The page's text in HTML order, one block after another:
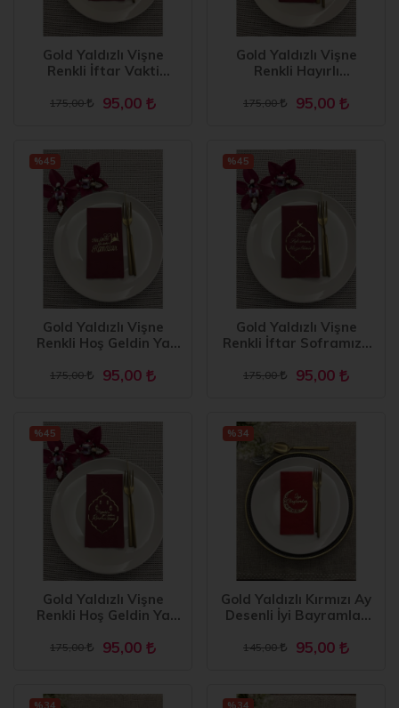
Gold Yaldızlı Vişne
Renkli İftar Vakti
175,00 95,00
Gold Yaldızlı Vişne
Renkli Hayırlı
Garson Katlama Peçete
175,00 95,00
Gold Yaldızlı Vişne
Renkli Hoş Geldin Ya
16 Adet
175,00 95,00
%45
Gold Yaldızlı Vişne
Renkli İftar Soframıza
Peçete 16 Adet
175,00 95,00
%45
Gold Yaldızlı Vişne
Renkli Hoş Geldin Ya
Katlama 16 Adet Yeni
175,00 95,00
%45
Gold Yaldızlı Kırmızı Ay
Desenli İyi Bayramlar
145,00 95,00
%34
%34 %34